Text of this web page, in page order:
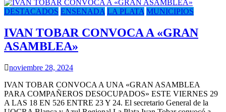
DESTACADOS ENSENADA LA PLATA MUNICIPIOS
IVAN TOBAR CONVOCA A «GRAN
ASAMBLEA»
noviembre 28, 2024
IVAN TOBAR CONVOCA A UNA «GRAN ASAMBLEA
PARA COMPAÑEROS DESOCUPADOS» ESTE VIERNES 29
A LAS 18 EN 526 ENTRE 23 Y 24. El secretario General de la